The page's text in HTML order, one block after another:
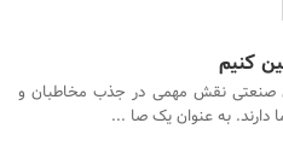
کنیم
صنعتی نقش مهمی در جذب مخاطبان و
دارند. به عنوان یک صا ...